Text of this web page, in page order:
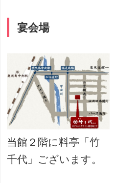
宴会場
当館２階に料亭「竹
千代」ございます。